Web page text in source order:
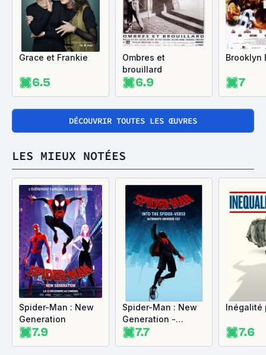
Grace et Frankie
6.5
Ombres et
brouillard
6.9
Brooklyn
7
DÉCOUVRIR TOUTES LES ŒUVRES
LES MIEUX NOTÉES
Spider-Man : New
Generation
7.9
Spider-Man : New
Generation -
Version Alternative
7.7
Inégalité
7.6